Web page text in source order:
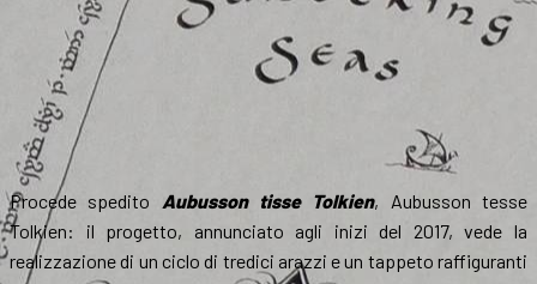
Procede spedito Aubusson tisse Tolkien, Aubusson tesse
Tolkien: il progetto, annunciato agli inizi del 2017, vede la
realizzazione di un ciclo di tredici arazzi e un tappeto raffiguranti